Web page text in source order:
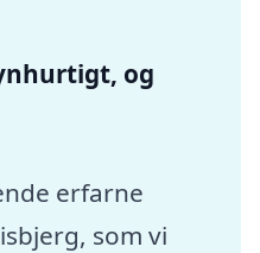
og
erfarne
som vi